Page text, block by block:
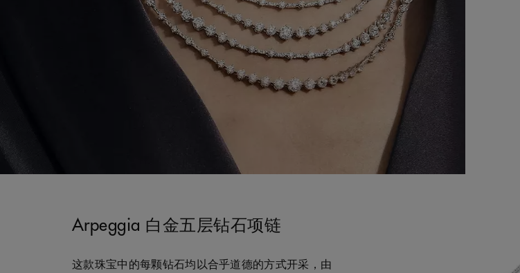
Arpeggia 白金五层钻石项链
这款珠宝中的每颗钻石均以合乎道德的方式开采，由